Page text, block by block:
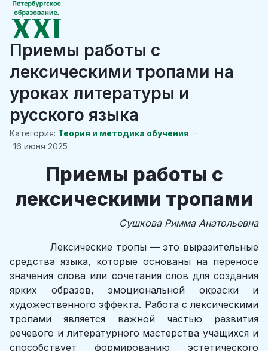
Приемы работы с
лексическими тропами на
уроках литературы и
русского языка
Категория: Теория и методика обучения
16 июня 2025
Приемы работы с
лексическими тропами
Сушкова Римма Анатольевна
Лексические тропы — это выразительные
средства языка, которые основаны на переносе
значения слова или сочетания слов для создания
ярких образов, эмоциональной окраски и
художественного эффекта. Работа с лексическими
тропами является важной частью развития
речевого и литературного мастерства учащихся и
способствует формированию эстетического